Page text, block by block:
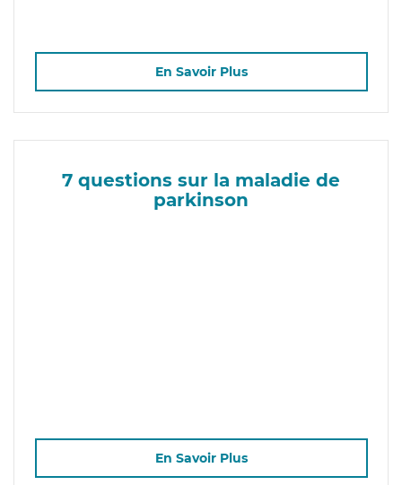
En Savoir Plus
7 questions sur la maladie de
parkinson
En Savoir Plus